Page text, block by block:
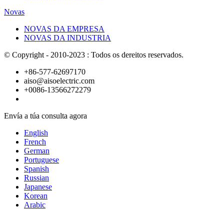
Novas
NOVAS DA EMPRESA
NOVAS DA INDUSTRIA
© Copyright - 2010-2023 : Todos os dereitos reservados.
+86-577-62697170
aiso@aisoelectric.com
+0086-13566272279
Envía a túa consulta agora
English
French
German
Portuguese
Spanish
Russian
Japanese
Korean
Arabic